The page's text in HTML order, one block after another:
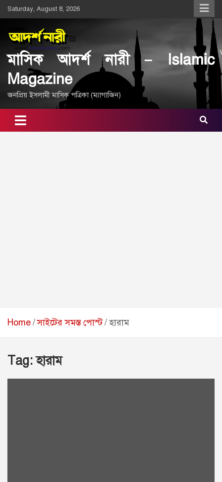
Skip
to
content
Saturday, August 8, 2026
মাসিক আদর্শ নারী – Islamic
Magazine
জনপ্রিয় ইসলামী মাসিক পত্রিকা (ম্যাগাজিন)
Home সাইটের সমস্ত পোস্ট হারাম
Tag:হারাম